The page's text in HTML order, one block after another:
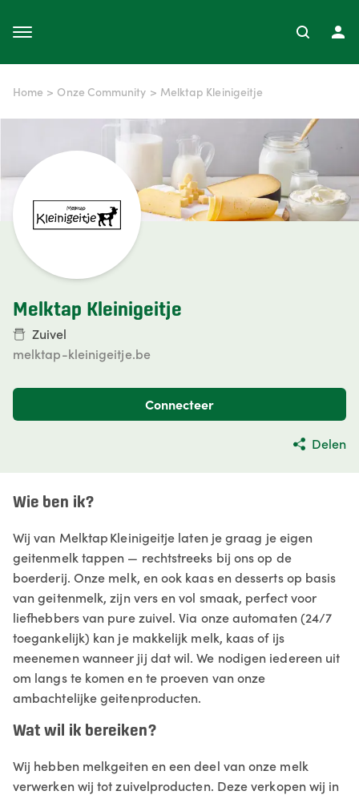
Home > Onze Community > Melktap Kleinigeitje
Melktap Kleinigeitje
Zuivel
melktap-kleinigeitje.be
Connecteer
Delen
Wie ben ik?
Wij van Melktap Kleinigeitje laten je graag je eigen
geitenmelk tappen — rechtstreeks bij ons op de
boerderij. Onze melk, en ook kaas en desserts op basis
van geitenmelk, zijn vers en vol smaak, perfect voor
liefhebbers van pure zuivel. Via onze automaten (24/7
toegankelijk) kan je makkelijk melk, kaas of ijs
meenemen wanneer jij dat wil. We nodigen iedereen uit
om langs te komen en te proeven van onze
ambachtelijke geitenproducten.
Wat wil ik bereiken?
Wij hebben melkgeiten en een deel van onze melk
verwerken wij tot zuivelproducten. Deze verkopen wij in